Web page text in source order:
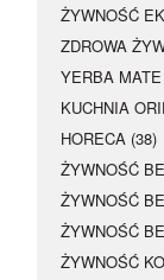
ŻYWNOŚĆ
ZDROWA
YERBA
KUCHNIA
HORECA (38)
ŻYWNOŚĆ
ŻYWNOŚĆ
ŻYWNOŚĆ
ŻYWNOŚĆ